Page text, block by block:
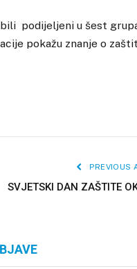
podijeljeni u šest
pokažu znanje o
PREVIOUS
SVJETSKI DAN ZAŠTITE